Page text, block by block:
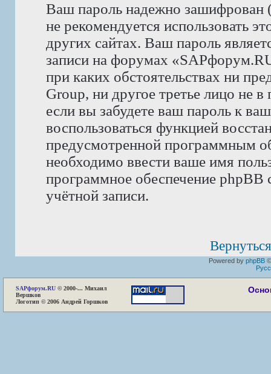
Ваш пароль надежно зашифрован
не рекомендуется использовать
других сайтах. Ваш пароль
записи на форумах
при каких обстоятельствах ни
Group, ни другое третье лицо не
если вы забудете ваш пароль к
воспользоваться функцией
предусмотренной программным
необходимо ввести ваше имя
программное обеспечение phpBB
учётной записи.
Powered by phpBB
SAPфорум.RU © 2000-... Михаил
Вершков
Логотип © 2006 Андрей Горшков